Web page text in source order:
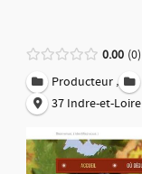
0.00 0
Producteur ,
37 Indre-et-Loire